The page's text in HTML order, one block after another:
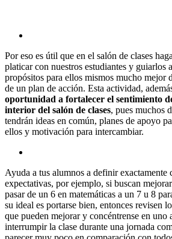
Por eso es útil que en el salón de clases
platicar con nuestros estudiantes y guiarlos
propósitos para ellos mismos mucho mejor
de un plan de acción. Esta actividad,
oportunidad a fortalecer el sentimiento
interior del salón de clases, pues muchos
tendrán ideas en común, planes de apoyo
ellos y motivación para intercambiar.
Ayuda a tus alumnos a definir exactamente
expectativas, por ejemplo, si buscan
pasar de un 6 en matemáticas a un 7 u 8
su ideal es portarse bien, entonces revisen
que pueden mejorar y concéntrense en
interrumpir la clase durante una jornada